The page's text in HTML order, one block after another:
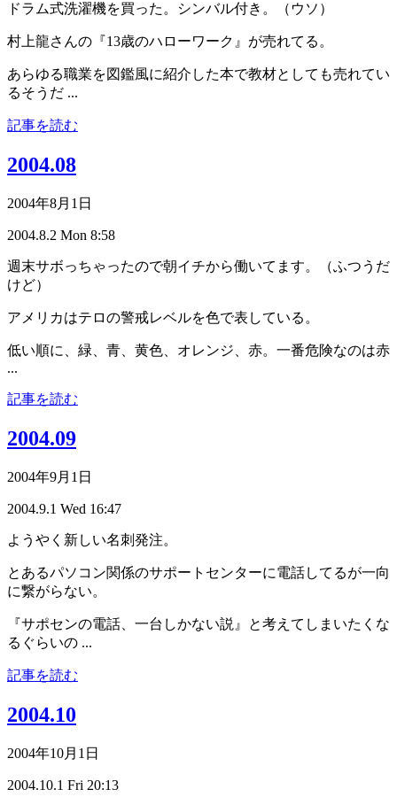
ドラム式洗濯機を買った。シンバル付き。（ウソ）
村上龍さんの『13歳のハローワーク』が売れてる。
あらゆる職業を図鑑風に紹介した本で教材としても売れてい
るそうだ ...
記事を読む
2004.08
2004年8月1日
2004.8.2 Mon 8:58
週末サボっちゃったので朝イチから働いてます。（ふつうだ
けど）
アメリカはテロの警戒レベルを色で表している。
低い順に、緑、青、黄色、オレンジ、赤。一番危険なのは赤
...
記事を読む
2004.09
2004年9月1日
2004.9.1 Wed 16:47
ようやく新しい名刺発注。
とあるパソコン関係のサポートセンターに電話してるが一向
に繋がらない。
『サポセンの電話、一台しかない説』と考えてしまいたくな
るぐらいの ...
記事を読む
2004.10
2004年10月1日
2004.10.1 Fri 20:13